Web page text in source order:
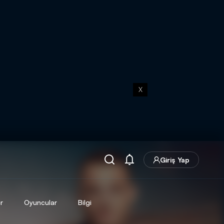
X
Giriş Yap
Oyuncular Bilgi